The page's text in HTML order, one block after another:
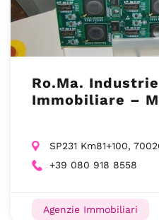
Ro.Ma.
Immobiliare –
SP231 Km81+100,
+39 080 918 8558
Agenzie Immobiliari